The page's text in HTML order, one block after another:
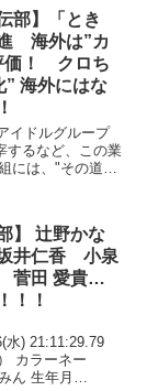
部】「とき
海外は”カ
価！ クロち
” 海外にはな
イドルグループ
するなど、この業
には、"その道の
】 辻野かな
井仁香 小泉
菅田 愛貴…
！！
水) 21:11:29.79
カラーネー
生年月